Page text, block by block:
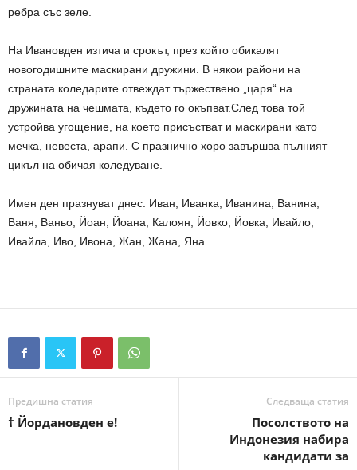
ребра със зеле.
На Ивановден изтича и срокът, през който обикалят
новогодишните маскирани дружини. В някои райони на
страната коледарите отвеждат тържествено „царя“ на
дружината на чешмата, където го окъпват.След това той
устройва угощение, на което присъстват и маскирани като
мечка, невеста, арапи. С празнично хоро завършва пълният
цикъл на обичая коледуване.
Имен ден празнуват днес: Иван, Иванкa, Иванина, Ванина,
Ваня, Ваньо, Йоан, Йоанa, Калоян, Йовко, Йовка, Ивайло,
Ивайла, Иво, Ивона, Жан, Жанa, Яна.
Предишна статия
† Йордановден е!
Следваща статия
Посолството на
Индонезия набира
кандидати за